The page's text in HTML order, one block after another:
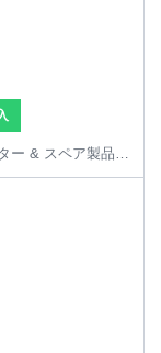
すべての ロードバイク ディスクブレーキ ローター & スペア製品 を見る